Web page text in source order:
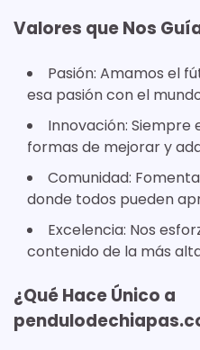
Valores que Nos
Pasión: Amamos el
esa pasión con el
Innovación: Siempre
formas de mejorar y
Comunidad:
donde todos pueden
Excelencia: Nos
contenido de la más
¿Qué Hace Único a